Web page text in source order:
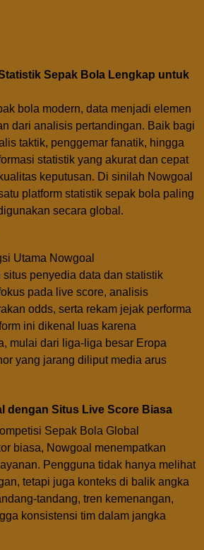
Sepak Bola Lengkap untuk
bola modern, data menjadi elemen
dari analisis pertandingan. Baik bagi
taktik, penggemar fanatik, hingga
statistik yang akurat dan cepat
keputusan. Di sinilah Nowgoal
platform statistik sepak bola paling
secara global.
Utama Nowgoal
penyedia data dan statistik
pada live score, analisis
odds, serta rekam jejak performa
ini dikenal luas karena
mulai dari liga-liga besar Eropa
yang jarang diliput media arus
dengan Situs Live Score Biasa
Sepak Bola Global
biasa, Nowgoal menempatkan
Pengguna tidak hanya melihat
tetapi juga konteks di balik angka
tandang, tren kemenangan,
konsistensi tim dalam jangka